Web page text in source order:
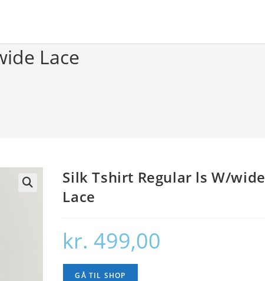
Lace
Silk Tshirt Regular ls W/wide
Lace
kr. 499,00
GÅ TIL SHOP